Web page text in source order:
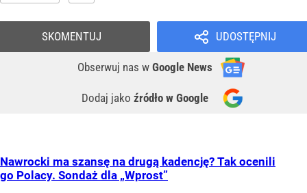
UDOSTĘPNIJ
Obserwuj nas w Google News
Dodaj jako źródło w Google
SKOMENTUJ
Nawrocki ma szansę na drugą kadencję? Tak ocenili
go Polacy. Sondaż dla „Wprost”